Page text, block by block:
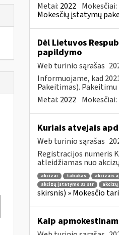
Metai: 2022 Mokesčiai:
Mokesčių įstatymų
Dėl Lietuvos
papildymo
Web turinio sąrašas
Informuojame, kad
Pakeitimas). Pakeitimu
Metai: 2022 Mokesčiai:
Kuriais atvejais
Web turinio sąrašas
Registracijos numeris
atleidžiamas nuo
akcizai tabakas akcizais
akcizų įstatymo 33 str
skirsnis) » Mokesčio
Kaip